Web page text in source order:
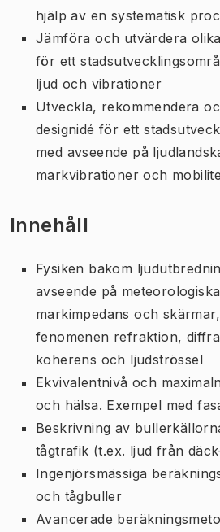
hjälp av en systematisk
Jämföra och utvärdera
för ett
ljud och vibrationer
Utveckla, rekommendera
designidé för ett
med avseende på
markvibrationer och
Innehåll
Fysiken bakom
avseende på
markimpedans och
fenomenen refraktion,
koherens och ljudströssel
Ekvivalentnivå och
och hälsa. Exempel med
Beskrivning av
tågtrafik (t.ex. ljud från
Ingenjörsmässiga
och tågbuller
Avancerade